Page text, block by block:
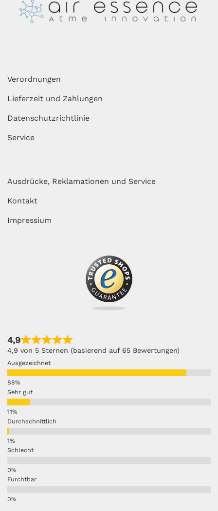
Verordnungen
Lieferzeit und Zahlungen
Datenschutzrichtlinie
Service
Ausdrücke, Reklamationen und Service
Kontakt
Impressium
4,9
4,9 von 5 Sternen (basierend auf 65 Bewertungen)
Ausgezeichnet
Sehr gut
Durchschnittlich
Schlecht
Furchtbar